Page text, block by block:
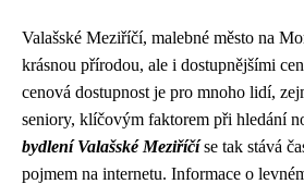
Valašské Meziříčí, malebné město na
krásnou přírodou, ale i dostupnějšími
cenová dostupnost je pro mnoho lidí,
seniory, klíčovým faktorem při hledání
bydlení Valašské Meziříčíse tak stává
pojmem na internetu. Informace o